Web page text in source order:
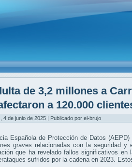
de 3,2 millones a
a 120.000
4 de junio de 2025 | Publicado por el-brujo
Española de Protección de Datos
graves relacionadas con la seguridad
que ha revelado fallos significativos
sufridos por la cadena en 2023.